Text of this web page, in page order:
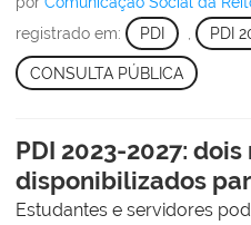
registrado em: PDI PDI
CONSULTA PÚBLICA
PDI 2023-2027:
disponibilizados
Estudantes e servidores